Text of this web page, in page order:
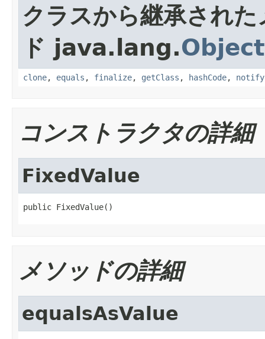
クラスから継承された
ド java.lang.Object
clone, equals , finalize, getClass , hashCode, notify
コンストラクタの詳細
FixedValue
public FixedValue()
メソッドの詳細
equalsAsValue